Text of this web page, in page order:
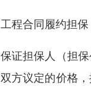
工程合同履约担保
保证担保人（担
双方议定的价格